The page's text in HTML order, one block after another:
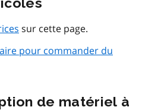
sur cette page.
pour commander du
de matériel à